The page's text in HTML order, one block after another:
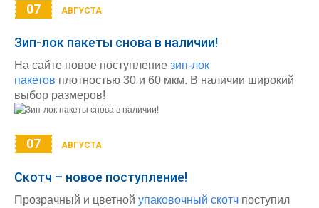
07 АВГУСТА
Зип-лок пакеты снова в наличии!
На сайте новое поступление зип-лок
пакетов плотностью 30 и 60 мкм. В наличии широкий
выбор размеров!
07 АВГУСТА
Скотч – новое поступление!
Прозрачный и цветной упаковочный скотч поступил